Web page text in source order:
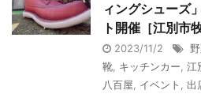
ィングシューズ
ト開催［江別市
2023/11/2
靴, キッチンカー, 江
八百屋, イベント , 出